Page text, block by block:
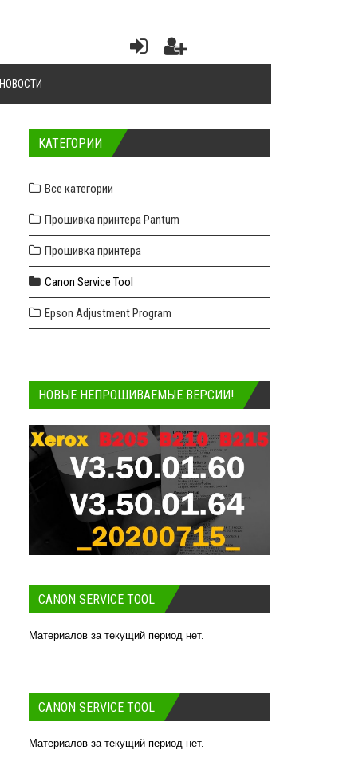
НОВОСТИ
КАТЕГОРИИ
Все категории
Прошивка принтера Pantum
Прошивка принтера
Canon Service Tool
Epson Adjustment Program
НОВЫЕ НЕПРОШИВАЕМЫЕ ВЕРСИИ!
CANON SERVICE TOOL
Материалов за текущий период нет.
CANON SERVICE TOOL
Материалов за текущий период нет.